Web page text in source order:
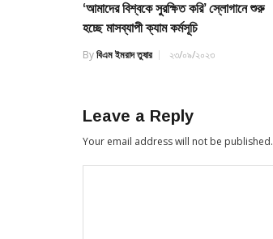
‘আমাদের বিশ্বকে সুরক্ষিত করি’ স্লোগানে শুরু
হচ্ছে মাসব্যাপী ক্যাম কর্মসূচি
Byবিএম ইমরাদ তুষার ২৩/০৯/২০২৩
Leave a Reply
Your email address will not be published.